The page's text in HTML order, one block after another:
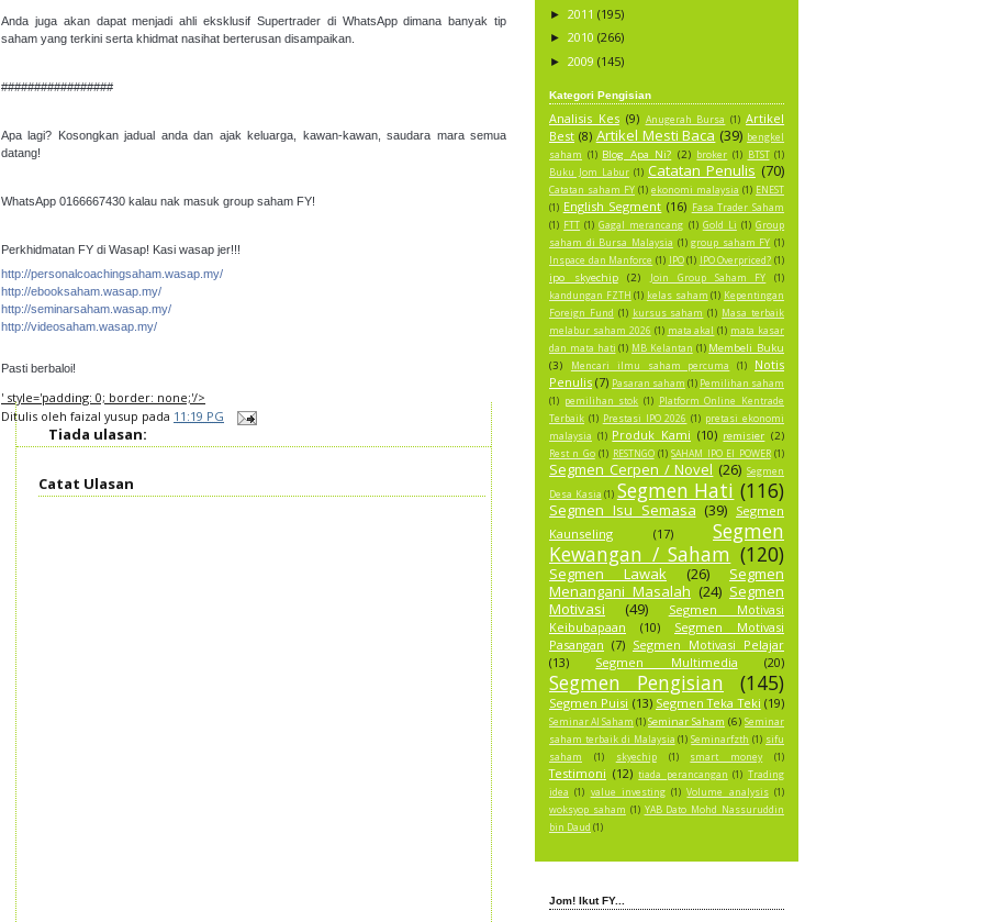
Anda juga akan dapat menjadi ahli eksklusif Supertrader di WhatsApp dimana banyak tip
saham yang terkini serta khidmat nasihat berterusan disampaikan.
#################
Apa lagi? Kosongkan jadual anda dan ajak keluarga, kawan-kawan, saudara mara semua
datang!
WhatsApp 0166667430 kalau nak masuk group saham FY!
Perkhidmatan FY di Wasap! Kasi wasap jer!!!
http://personalcoachingsaham.wasap.my/
http://ebooksaham.wasap.my/
http://seminarsaham.wasap.my/
http://videosaham.wasap.my/
Pasti berbaloi!
' style='padding: 0; border: none;'/>
Ditulis oleh faizal yusup pada 11:19 PG
Tiada ulasan:
Catat Ulasan
► 2011 (195)
► 2010 (266)
► 2009 (145)
Kategori Pengisian
Analisis Kes (9) Anugerah Bursa (1) Artikel
Best (8) Artikel Mesti Baca (39) bengkel
saham (1) Blog Apa Ni? (2) broker (1) BTST (1)
Buku Jom Labur (1) Catatan Penulis (70)
Catatan saham FY (1) ekonomi malaysia (1) ENEST
(1) English Segment (16) Fasa Trader Saham
(1) FTT (1) Gagal merancang (1) Gold Li (1) Group
saham di Bursa Malaysia (1) group saham FY (1)
Inspace dan Manforce (1) IPO (1) IPO Overpriced? (1)
ipo skyechip (2) Join Group Saham FY
(1)
kandungan FZTH (1) kelas saham (1) Kepentingan
Foreign Fund (1) kursus saham (1) Masa terbaik
melabur saham 2026 (1) mata akal (1) mata kasar
dan mata hati (1) MB Kelantan (1) Membeli Buku
(3)
Mencari ilmu saham percuma (1)
Notis
Penulis (7) Pasaran saham (1) Pemilihan saham
(1) pemilihan stok (1) Platform Online Kentrade
Terbaik (1) Prestasi IPO 2026 (1) pretasi ekonomi
malaysia (1) Produk Kami (10) remisier (2)
Rest n Go (1) RESTNGO (1) SAHAM IPO EI POWER (1)
Segmen Cerpen / Novel (26) Segmen
Desa Kasia (1) Segmen Hati (116)
Segmen Isu Semasa (39) Segmen
Kaunseling
(17)
Segmen
Kewangan / Saham (120)
Segmen Lawak (26)
Segmen
Menangani Masalah (24) Segmen
Motivasi
(49)
Segmen Motivasi
Keibubapaan
(10)
Segmen Motivasi
Pasangan (7) Segmen Motivasi Pelajar
(13)
Segmen Multimedia (20)
Segmen Pengisian (145)
Segmen Puisi (13) Segmen Teka Teki (19)
Seminar AI Saham (1)Seminar Saham (6) Seminar
saham terbaik di Malaysia (1) Seminarfzth (1) sifu
saham
(1) skyechip (1) smart money (1)
Testimoni (12) tiada perancangan (1) Trading
idea (1) value investing (1) Volume analysis (1)
woksyop saham (1) YAB Dato Mohd Nassuruddin
bin Daud (1)
Jom! Ikut FY...